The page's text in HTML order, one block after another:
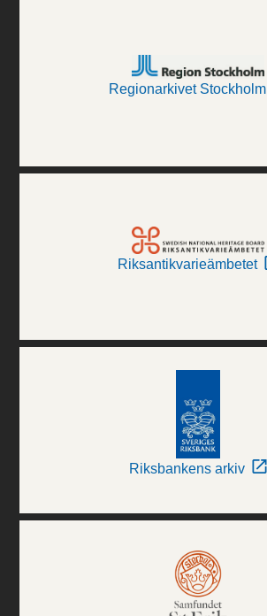
Regionarkivet Stockholm
Riksantikvarieämbetet
Riksbankens arkiv